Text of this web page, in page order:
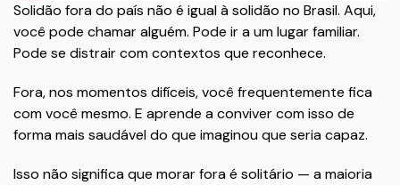
Solidão fora do país não é igual à solidão no Brasil. Aqui,
você pode chamar alguém. Pode ir a um lugar familiar.
Pode se distrair com contextos que reconhece.
Fora, nos momentos difíceis, você frequentemente fica
com você mesmo. E aprende a conviver com isso de
forma mais saudável do que imaginou que seria capaz.
Isso não significa que morar fora é solitário — a maioria